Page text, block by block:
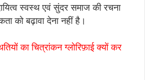
स्वस्थ एवं सुंदर समाज की रचना
को बढ़ावा देना नहीं है।
का चित्रांकन ग्लोरिफ़ाई क्यों कर